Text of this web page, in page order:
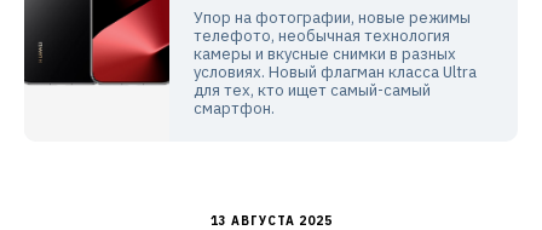
Упор на фотографии, новые режимы
телефото, необычная технология
камеры и вкусные снимки в разных
условиях. Новый флагман класса Ultra
для тех, кто ищет самый-самый
смартфон.
13 АВГУСТА 2025